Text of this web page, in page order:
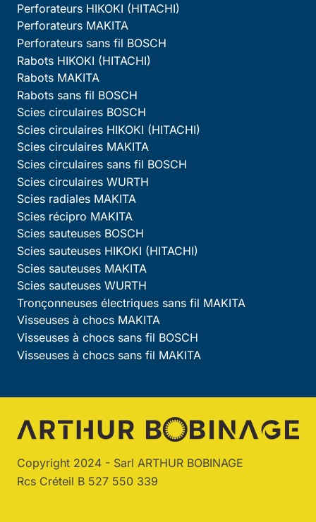
Perforateurs HIKOKI (HITACHI)
Perforateurs MAKITA
Perforateurs sans fil BOSCH
Rabots HIKOKI (HITACHI)
Rabots MAKITA
Rabots sans fil BOSCH
Scies circulaires BOSCH
Scies circulaires HIKOKI (HITACHI)
Scies circulaires MAKITA
Scies circulaires sans fil BOSCH
Scies circulaires WURTH
Scies radiales MAKITA
Scies récipro MAKITA
Scies sauteuses BOSCH
Scies sauteuses HIKOKI (HITACHI)
Scies sauteuses MAKITA
Scies sauteuses WURTH
Tronçonneuses électriques sans fil MAKITA
Visseuses à chocs MAKITA
Visseuses à chocs sans fil BOSCH
Visseuses à chocs sans fil MAKITA
Copyright 2024 - Sarl ARTHUR BOBINAGE
Rcs Créteil B 527 550 339